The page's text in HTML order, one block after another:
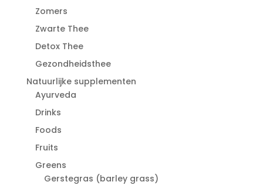
Zomers
Zwarte Thee
Detox Thee
Gezondheidsthee
Natuurlijke supplementen
Ayurveda
Drinks
Foods
Fruits
Greens
Gerstegras (barley grass)